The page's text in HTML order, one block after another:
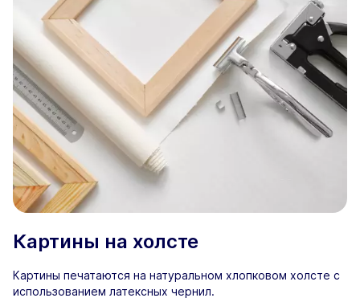
Картины на холсте
Картины печатаются на натуральном хлопковом холсте с
использованием латексных чернил.